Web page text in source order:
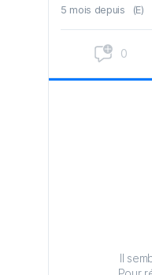
5 mois depuis (E)
0
Il